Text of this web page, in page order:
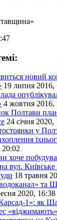
новий
19 липня 2016,
4 жовтня 2016,
Полтави
24 січня 2020,
у
хоче
вул.
18 травня
та
2020, 16:38
1»: як
«віджимають»